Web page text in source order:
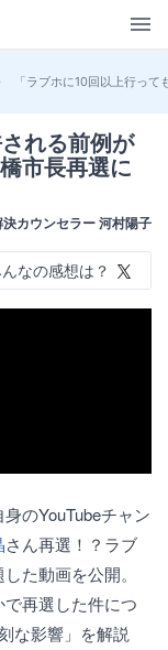
「ラブホに10回以上行っ
れる前例が
市長再選に
カウンセラー 河村陽子
なの感想は？
のYouTubeチャン
さん再選！？ラブ
た動画を公開。
再選した件につ
な影響」を解説